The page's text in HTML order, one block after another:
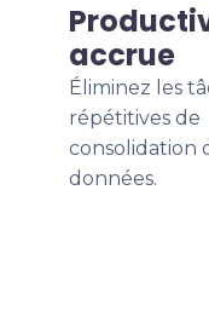
accrue
Éliminez les
répétitives de
consolidation
données.